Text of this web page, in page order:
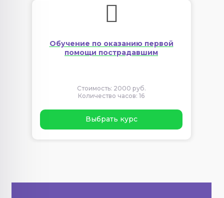
Обучение по оказанию первой
помощи пострадавшим
Стоимость: 2000 руб.
Количество часов: 16
Выбрать курс